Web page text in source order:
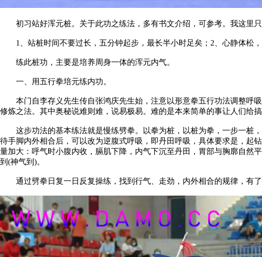
初习站好浑元桩。关于此功之练法，多有书文介绍，可参考。我这里只
1、站桩时间不要过长，五分钟起步，最长半小时足矣；2、心静体松，
练此桩功，主要是培养周身一体的浑元内气。
一、用五行拳培元练内功。
本门自李存义先生传自张鸿庆先生始，注意以形意拳五行功法调整呼
修炼之法。其中奥秘说难则难，说易极易。难的是本来简单的事让人们给
这步功法的基本练法就是慢练劈拳。以拳为桩，以桩为拳，一步一桩，
待手脚内外相合后，可以改为逆腹式呼吸，即丹田呼吸，具体要求是，起
量加大：呼气时小腹内收，膈肌下降，内气下沉至丹田，胃部与胸廓自然
到(神气到)。
通过劈拳日复一日反复操练，找到行气、走劲，内外相合的规律，有了